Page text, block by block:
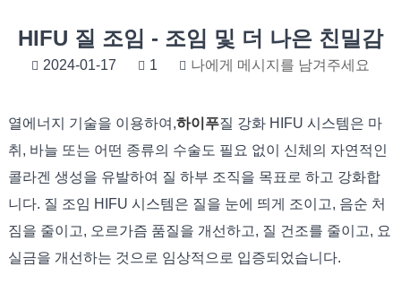
HIFU 질 조임 - 조임 및 더 나은 친밀감
2024-01-17 1 나에게 메시지를 남겨주세요
열에너지 기술을 이용하여,하이푸질 강화 HIFU 시스템은 마
취, 바늘 또는 어떤 종류의 수술도 필요 없이 신체의 자연적인
콜라겐 생성을 유발하여 질 하부 조직을 목표로 하고 강화합
니다. 질 조임 HIFU 시스템은 질을 눈에 띄게 조이고, 음순 처
짐을 줄이고, 오르가즘 품질을 개선하고, 질 건조를 줄이고, 요
실금을 개선하는 것으로 임상적으로 입증되었습니다.